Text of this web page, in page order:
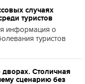
случаях
туристов
информация о
туристов
Столичная
сценарию без